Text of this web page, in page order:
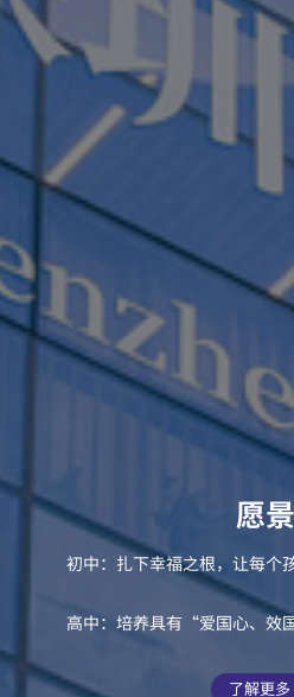
校训
每个人都
愿景
初中：扎下幸福之根，让每个
高中：培养具有“爱国心、效
了解更多
育人
独立思考，服务社会，家